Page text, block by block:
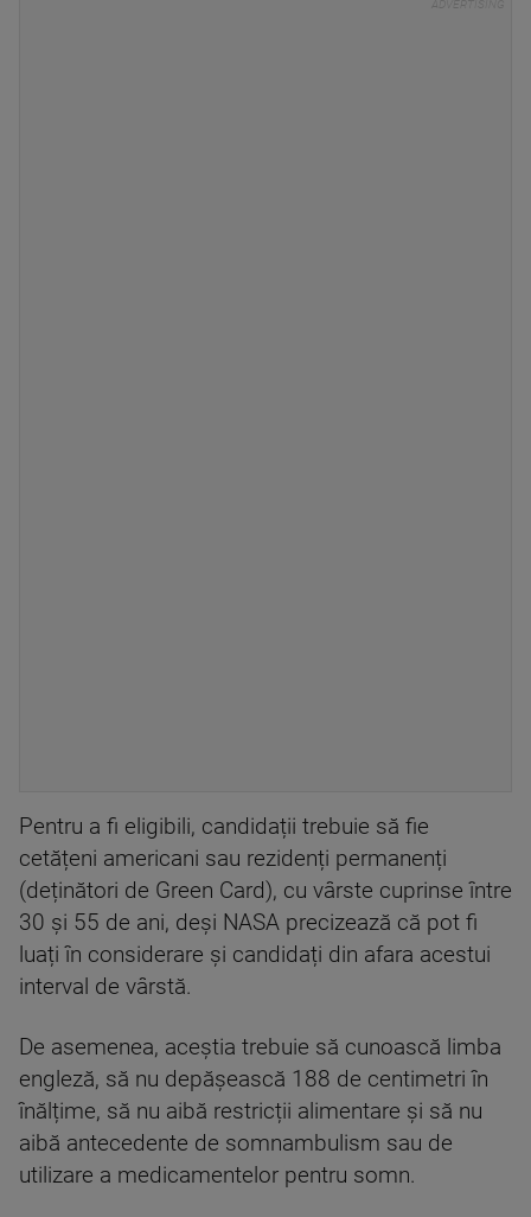
Pentru a fi eligibili, candidații trebuie să fie
cetățeni americani sau rezidenți permanenți
(deținători de Green Card), cu vârste cuprinse între
30 și 55 de ani, deși NASA precizează că pot fi
luați în considerare și candidați din afara acestui
interval de vârstă.
De asemenea, aceștia trebuie să cunoască limba
engleză, să nu depășească 188 de centimetri în
înălțime, să nu aibă restricții alimentare și să nu
aibă antecedente de somnambulism sau de
utilizare a medicamentelor pentru somn.